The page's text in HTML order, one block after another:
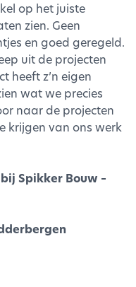
op het juiste
zien. Geen
en goed geregeld.
uit de projecten
heeft z’n eigen
wat we precies
naar de projecten
krijgen van ons werk
Spikker Bouw –